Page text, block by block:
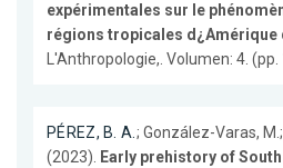
expérimentales sur le
régions tropicales d¿Amérique
L'Anthropologie,. Volumen: 4.
PÉREZ, B. A.; González-Varas,
(2023). Early prehistory of